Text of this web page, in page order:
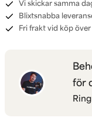
Vi skickar samma
Blixtsnabba
Fri frakt vid köp över
för